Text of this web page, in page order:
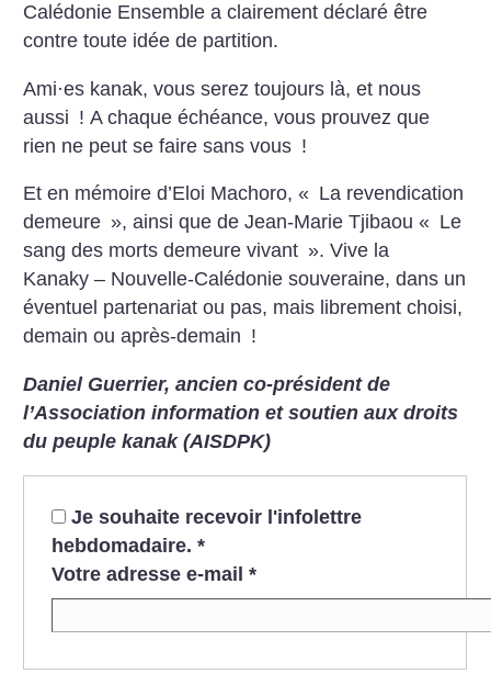
Calédonie Ensemble a clairement déclaré être
contre toute idée de partition.
Ami·es kanak, vous serez toujours là, et nous
aussi ! A chaque échéance, vous prouvez que
rien ne peut se faire sans vous !
Et en mémoire d’Eloi Machoro, « La revendication
demeure », ainsi que de Jean-Marie Tjibaou « Le
sang des morts demeure vivant ». Vive la
Kanaky – Nouvelle-Calédonie souveraine, dans un
éventuel partenariat ou pas, mais librement choisi,
demain ou après-demain !
Daniel Guerrier, ancien co-président de
l’Association information et soutien aux droits
du peuple kanak (AISDPK)
Je souhaite recevoir l'infolettre
hebdomadaire. *
Votre adresse e-mail *